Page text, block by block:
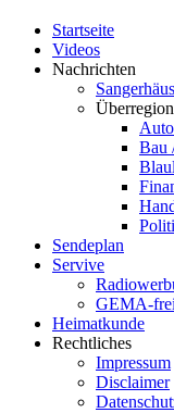
Startseite
Videos
Nachrichten
Bau
Sendeplan
Servive
GEMA-
Heimatkunde
Rechtliches
Impressum
Disclaimer